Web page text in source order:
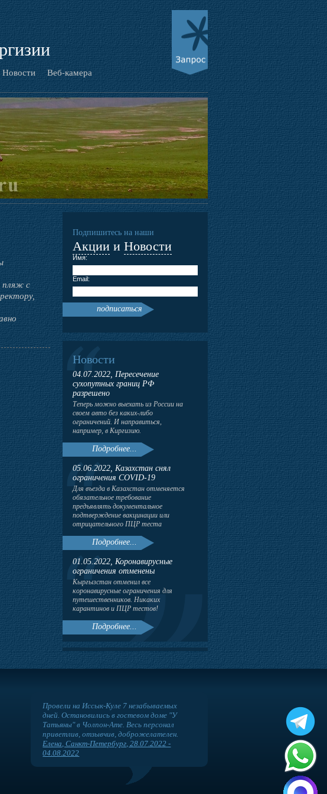
Новости Веб-камера
пляж с
Подпишитесь на наши
Акциии Новости
Имя:
Email:
подписаться
Новости
04.07.2022, Пересечение
сухопутных границ РФ
разрешено
Теперь можно выехать из России на
своем авто без каких-либо
ограничений. И направиться,
например, в Киргизию.
Подробнее...
05.06.2022, Казахстан снял
ограничения COVID-19
Для въезда в Казахстан отменяется
обязательное требование
предъявлять документальное
подтверждение вакцинации или
отрицательного ПЦР теста
Подробнее...
01.05.2022, Коронавирусные
ограничения отменены
Кыргызстан отменил все
коронавирусные ограничения для
путешественников. Никаких
карантинов и ПЦР тестов!
Подробнее...
Провели на Иссык-Куле 7 незабываемых
дней. Остановились в гостевом доме "У
Татьяны" в Чолпон-Ате. Весь персонал
приветлив, отзывчив, доброжелателен.
Елена, Санкт-Петербург, 28.07.2022 -
04.08.2022